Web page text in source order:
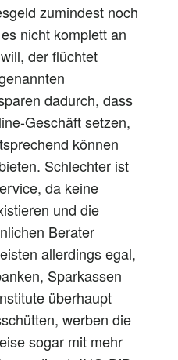
zumindest noch
nicht komplett an
der flüchtet
dadurch, dass
Geschäft setzen,
können
Schlechter ist
da keine
und die
Berater
allerdings egal,
Sparkassen
überhaupt
werben die
sogar mit mehr